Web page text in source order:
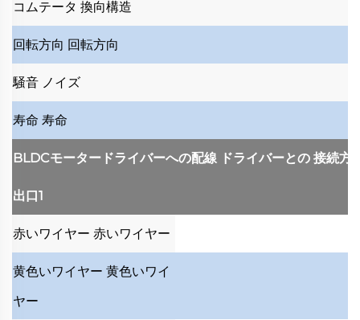
コムテータ 換向構造
回転方向 回転方向
騒音 ノイズ
寿命 寿命
BLDCモータードライバーへの配線 ドライバーとの 接続方
出口1
赤いワイヤー 赤いワイヤー
黄色いワイヤー 黄色いワイ
ヤー